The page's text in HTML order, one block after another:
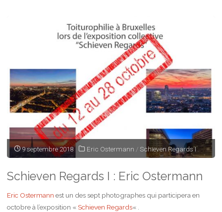
9 septembre 2018 Eric Ostermann / Schieven Regards I
Schieven Regards I : Eric Ostermann
Eric Ostermann est un des sept photographes qui participera en
octobre à l’exposition « Schieven Regards« .